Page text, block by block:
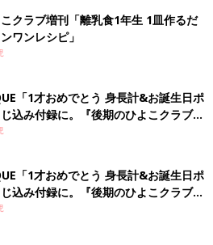
クラブ増刊「離乳食1年生 1皿作るだ
ワン​レシピ」
「1才おめでとう 身長計&お誕生日ポ
込み付録に。『後期のひよこクラブ』
「1才おめでとう 身長計&お誕生日ポ
込み付録に。『後期のひよこクラブ』